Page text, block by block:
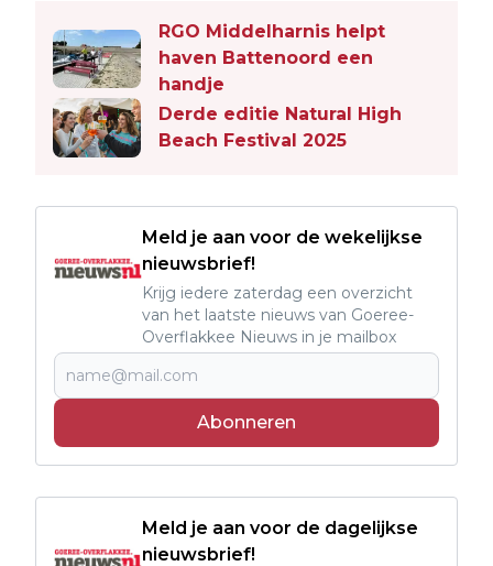
RGO Middelharnis helpt
haven Battenoord een
handje
Derde editie Natural High
Beach Festival 2025
Meld je aan voor de wekelijkse
nieuwsbrief!
Krijg iedere zaterdag een overzicht
van het laatste nieuws van Goeree-
Overflakkee Nieuws in je mailbox
Abonneren
Meld je aan voor de dagelijkse
nieuwsbrief!